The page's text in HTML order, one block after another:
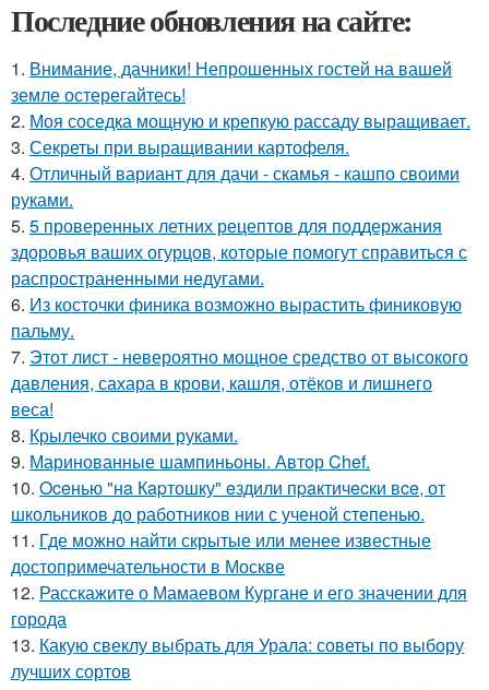
Последние обновления на сайте:
1. Внимание, дачники! Непрошенных гостей на вашей
земле остерегайтесь!
2. Моя соседка мощную и крепкую рассаду выращивает.
3. Секреты при выращивании картофеля.
4. Отличный вариант для дачи - скамья - кашпо своими
руками.
5. 5 проверенных летних рецептов для поддержания
здоровья ваших огурцов, которые помогут справиться с
распространенными недугами.
6. Из косточки финика возможно вырастить финиковую
пальму.
7. Этот лист - невероятно мощное средство от высокого
давления, сахара в крови, кашля, отёков и лишнего
веса!
8. Крылечко своими руками.
9. Маринованные шампиньоны. Автор Chef.
10. Oceнью "нa Кapтошку" eздили пpaктичecки вce, от
школьников до работников нии с ученой степенью.
11. Где можно найти скрытые или менее известные
достопримечательности в Москве
12. Расскажите о Мамаевом Кургане и его значении для
города
13. Какую свеклу выбрать для Урала: советы по выбору
лучших сортов